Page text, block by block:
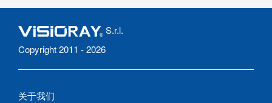
S.r.l.
Copyright 2011 - 2026
关于我们